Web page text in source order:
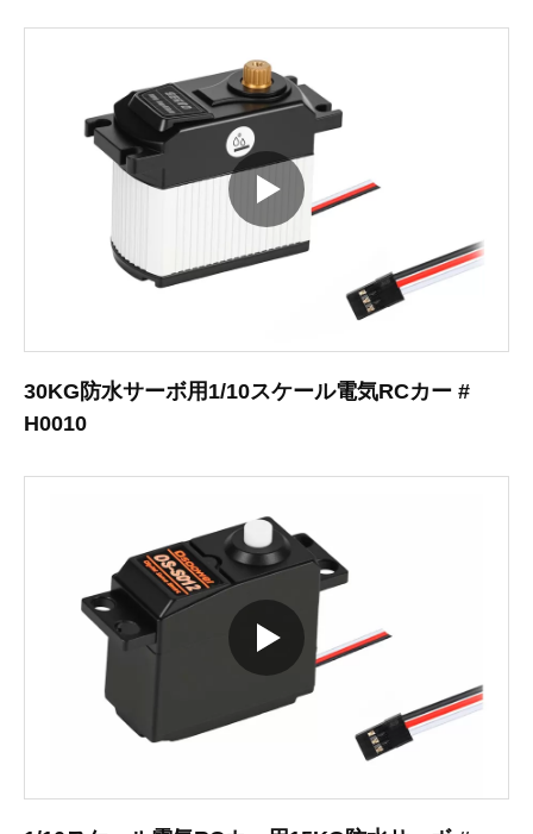
30KG防水サーボ用1/10スケール電気RCカー #
H0010